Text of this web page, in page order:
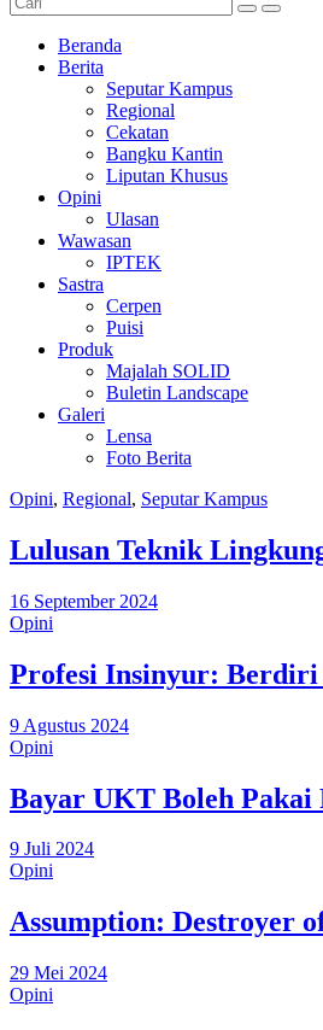
Menu
Beranda
Berita
Seputar Kampus
Regional
Cekatan
Bangku Kantin
Liputan Khusus
Opini
Ulasan
Wawasan
IPTEK
Sastra
Cerpen
Puisi
Produk
Majalah SOLID
Buletin Landscape
Galeri
Lensa
Foto Berita
Opini, Regional, Seputar Kampus
Lulusan Teknik
16 September 2024
Opini
Profesi Insinyur: Berdiri
9 Agustus 2024
Opini
Bayar UKT Boleh Pakai
9 Juli 2024
Opini
Assumption: Destroyer
29 Mei 2024
Opini